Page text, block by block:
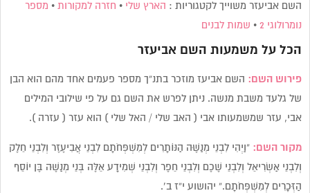
השם אביעזר משוייך לקטגוריות : הארץ שלי • חזרה למקורות • מספר
נומרולוגי 2 • שמות לבנים
הכל על משמעות השם אביעזר
פירוש השם: השם אביעז מוזכר בתנ”ך מספר פעמים אחד מהם הוא הבן
של גלעד משבת מנשה. ניתן לפרש את השם גם על פי שילובי המילים
אבי, עזר שמשמעותו אבי ( האב שלי / האל שלי ) הוא עזר ( עזרה ).
מקור השם: “וַיְהִי לִבְנֵי מְנַשֶּׁה הַנּוֹתָרִים לְמִשְׁפְּחֹתָם לִבְנֵי אֲבִיעֶזֶר וְלִבְנֵי חֵלֶק
וְלִבְנֵי אַשְׂרִיאֵל וְלִבְנֵי שֶׁכֶם וְלִבְנֵי חֵפֶר וְלִבְנֵי שְׁמִידָע אֵלֶּה בְּנֵי מְנַשֶּׁה בֶּן יוֹסֵף
הַזְּכָרִים לְמִשְׁפְּחֹתָם.” יהושוע י”ז ב’.